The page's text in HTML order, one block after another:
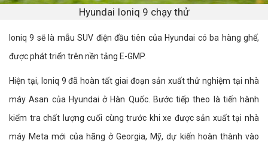
Hyundai Ioniq 9 chạy thử
Ioniq 9 sẽ là mẫu SUV điện đầu tiên của Hyundai có ba hàng ghế,
được phát triển trên nền tảng E-GMP.
Hiện tại, Ioniq 9 đã hoàn tất giai đoạn sản xuất thử nghiệm tại nhà
máy Asan của Hyundai ở Hàn Quốc. Bước tiếp theo là tiến hành
kiểm tra chất lượng cuối cùng trước khi xe được sản xuất tại nhà
máy Meta mới của hãng ở Georgia, Mỹ, dự kiến hoàn thành vào